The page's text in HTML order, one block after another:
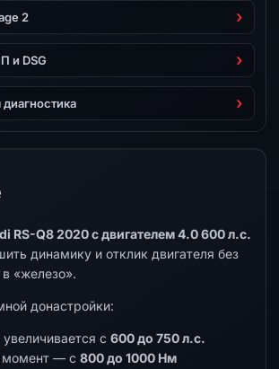
2
и DSG
RS-Q8 2020 с двигателем 4.0 600 л.с.
динамику и отклик двигателя без
«железо».
донастройки:
с 600 до 750 л.с.
момент — с 800 до 1000 Нм